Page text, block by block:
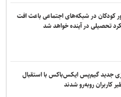
کودکان در شبکه‌های اجتماعی باعث افت
تحصیلی در آینده خواهد شد
جدید گیم‌پس ایکس‌باکس با استقبال
کاربران روبه‌رو شدند